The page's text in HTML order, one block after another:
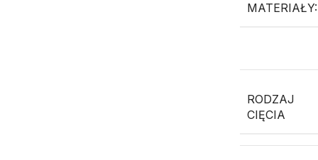
MATERIAŁY:
RODZAJ
CIĘCIA